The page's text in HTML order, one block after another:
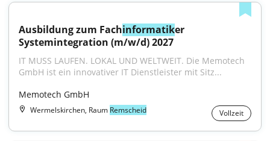
Ausbildung zum Fachinformatiker
Systemintegration (m/w/d) 2027
IT MUSS LAUFEN. LOKAL UND WELTWEIT. Die Memotech
GmbH ist ein innovativer IT Dienstleister mit Sitz...
Memotech GmbH
Wermelskirchen, Raum Remscheid Vollzeit